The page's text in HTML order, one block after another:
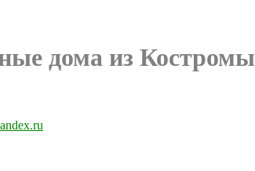
дома из Костромы